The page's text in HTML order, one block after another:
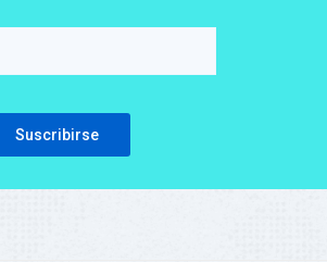
leave this field empty.